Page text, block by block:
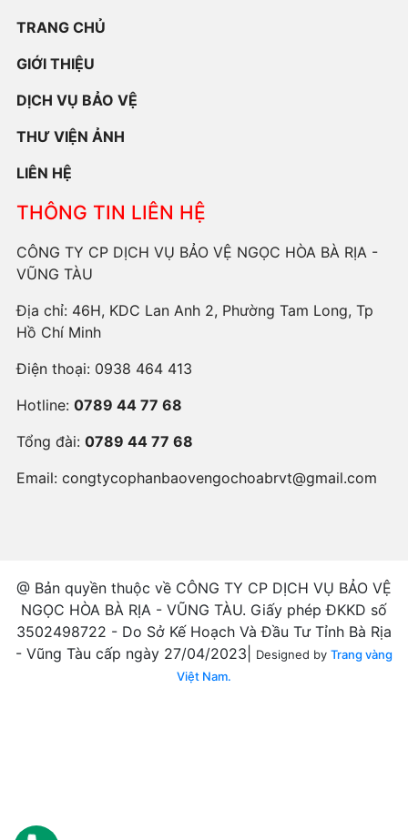
TRANG CHỦ
GIỚI THIỆU
DỊCH VỤ BẢO VỆ
THƯ VIỆN ẢNH
LIÊN HỆ
THÔNG TIN LIÊN HỆ
CÔNG TY CP DỊCH VỤ BẢO VỆ NGỌC HÒA BÀ RỊA -
VŨNG TÀU
Địa chỉ: 46H, KDC Lan Anh 2, Phường Tam Long, Tp
Hồ Chí Minh
Điện thoại: 0938 464 413
Hotline: 0789 44 77 68
Tổng đài: 0789 44 77 68
Email: congtycophanbaovengochoabrvt@gmail.com
@ Bản quyền thuộc về CÔNG TY CP DỊCH VỤ BẢO VỆ
NGỌC HÒA BÀ RỊA - VŨNG TÀU. Giấy phép ĐKKD số
3502498722 - Do Sở Kế Hoạch Và Đầu Tư Tỉnh Bà Rịa
- Vũng Tàu cấp ngày 27/04/2023|
Designed by Trang vàng
Việt Nam.